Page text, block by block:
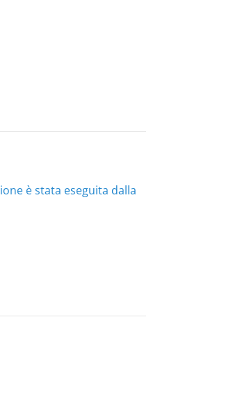
è stata eseguita dalla